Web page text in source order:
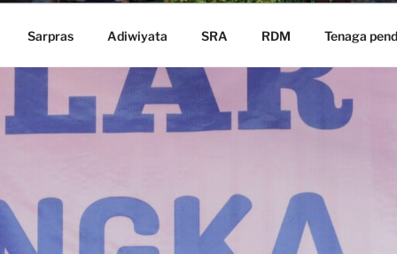
Sarpras Adiwiyata SRA RDM Tenaga